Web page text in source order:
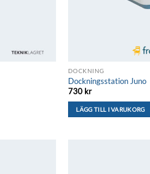
DOCKNING
Dockningsstation Juno
730 kr
LÄGG TILL I VARUKORG